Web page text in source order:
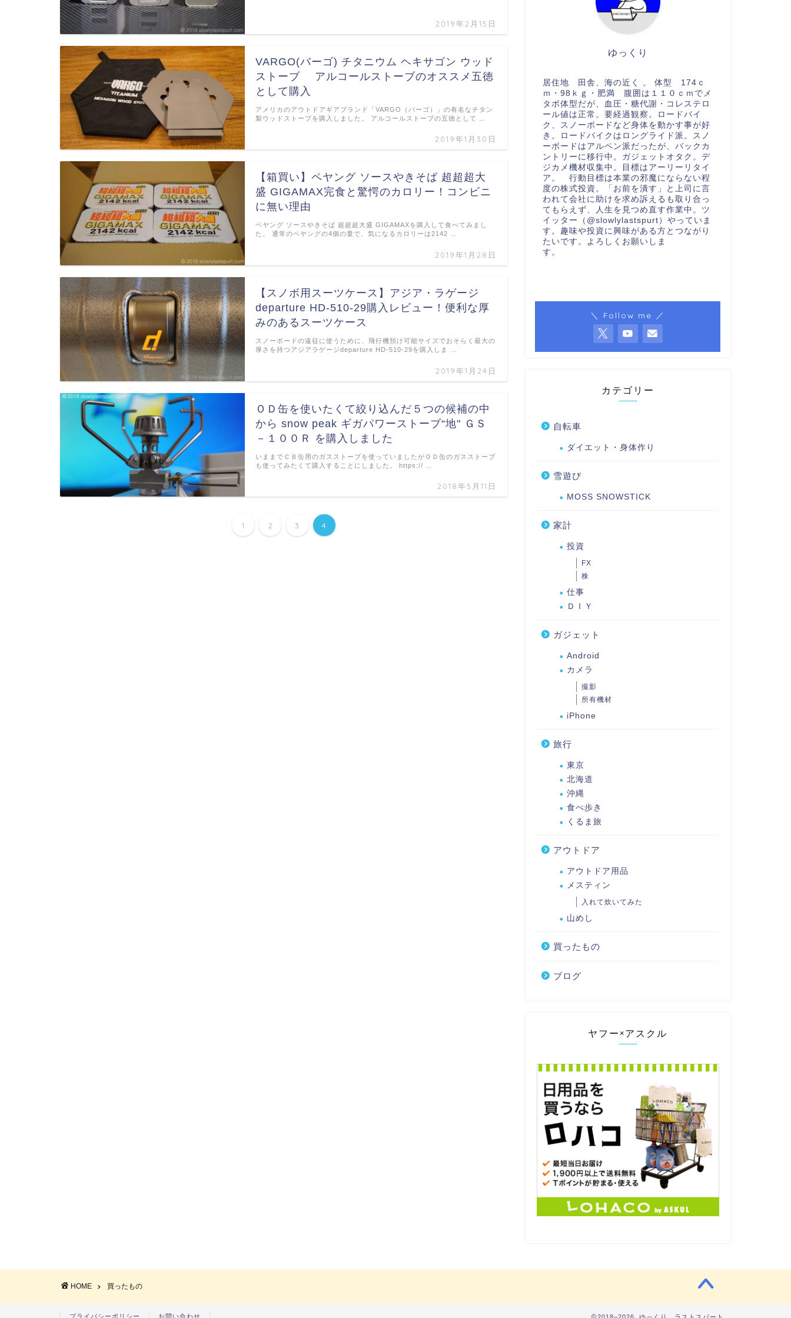
2019年2月15日
VARGO(バーゴ) チタニウム ヘキサゴン ウッド
ストーブ アルコールストーブのオススメ五徳
として購入
2019年1月30日
アメリカのアウトドアギアブランド「VARGO（バーゴ）」の有名なチタン
製ウッドストーブを購入しました。 アルコールストーブの五徳として …
【箱買い】ペヤング ソースやきそば 超超超大
盛 GIGAMAX完食と驚愕のカロリー！コンビニ
に無い理由
2019年1月28日
ペヤング ソースやきそば 超超超大盛 GIGAMAXを購入して食べてみまし
た。 通常のペヤングの4個の量で、気になるカロリーは2142 …
【スノボ用スーツケース】アジア・ラゲージ
departure HD-510-29購入レビュー！便利な厚
みのあるスーツケース
2019年1月24日
スノーボードの遠征に使うために、飛行機預け可能サイズでおそらく最大の
厚さを持つアジアラゲージdeparture HD-510-29を購入しま …
ＯＤ缶を使いたくて絞り込んだ５つの候補の中
から snow peak ギガパワーストーブ“地" ＧＳ
－１００Ｒ を購入しました
2018年5月11日
いままでＣＢ缶用のガスストーブを使っていましたがＯＤ缶のガスストーブ
も使ってみたくて購入することにしました。 https:// …
1 2 3 4
ゆっくり
居住地 田舎、海の近く 。 体型 174ｃ
ｍ・98ｋｇ・肥満 腹囲は１１０ｃｍでメ
タボ体型だが、血圧・糖代謝・コレステロ
ール値は正常。要経過観察。ロードバイ
ク、スノーボードなど身体を動かす事が好
き。ロードバイクはロングライド派。スノ
ーボードはアルペン派だったが、バックカ
ントリーに移行中。ガジェットオタク。デ
ジカメ機材収集中。目標はアーリーリタイ
ア。 行動目標は本業の邪魔にならない程
度の株式投資。「お前を潰す」と上司に言
われて会社に助けを求め訴えるも取り合っ
てもらえず、人生を見つめ直す作業中。ツ
イッター（@slowlylastspurt）やっていま
す。趣味や投資に興味がある方とつながり
たいです。よろしくお願いしま
す。
＼ Follow me ／
カテゴリー
自転車
ダイエット・身体作り
雪遊び
MOSS SNOWSTICK
家計
投資
FX
株
仕事
ＤＩＹ
ガジェット
Android
カメラ
撮影
所有機材
iPhone
旅行
東京
北海道
沖縄
食べ歩き
くるま旅
アウトドア
アウトドア用品
メスティン
入れて炊いてみた
山めし
買ったもの
ブログ
ヤフー×アスクル
HOME 買ったもの
プライバシーポリシー お問い合わせ